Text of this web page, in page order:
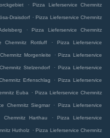
. Pizza Lieferservice Chemnitz
Draisdorf . Pizza Lieferservice Chemnitz
. Pizza Lieferservice Chemnitz
Chemnitz Rottluff . Pizza Lieferservice
Morgenleite . Pizza Lieferservice
Stelzendorf . Pizza Lieferservice
Erfenschlag . Pizza Lieferservice
Euba . Pizza Lieferservice Chemnitz
Chemnitz Siegmar . Pizza Lieferservice
Chemnitz Harthau . Pizza Lieferservice
Hutholz . Pizza Lieferservice Chemnitz